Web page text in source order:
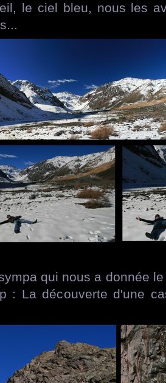
le ciel bleu, nous les
qui nous a donnée
: La découverte d'une